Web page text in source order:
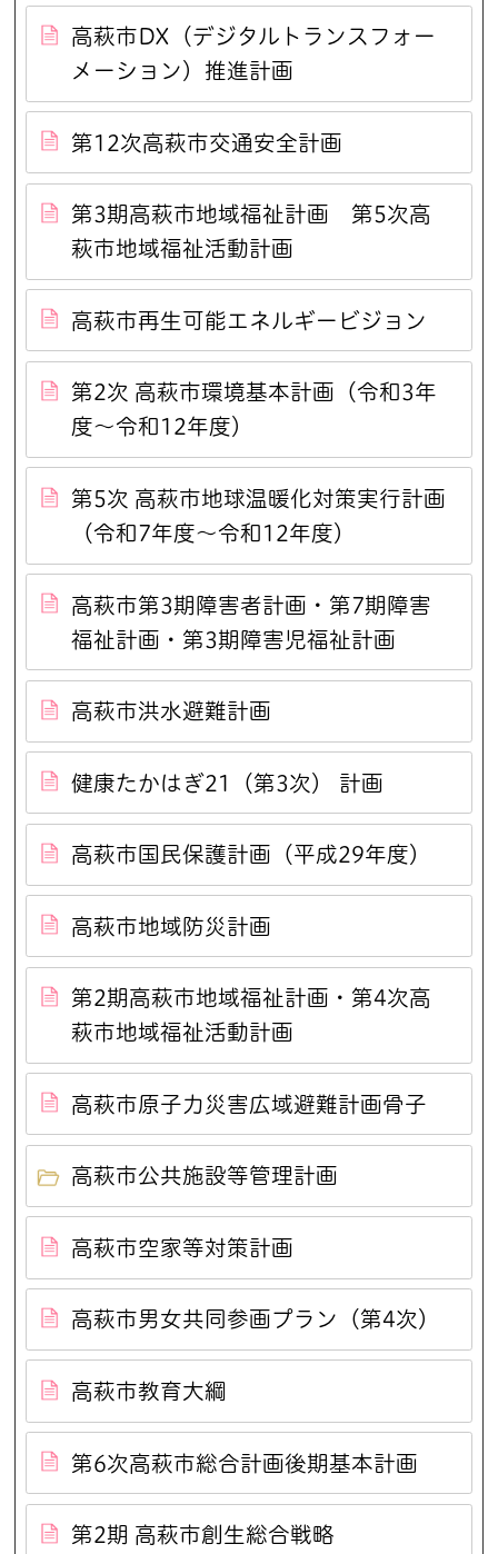
高萩市DX（デジタルトランスフォー
メーション）推進計画
第12次高萩市交通安全計画
第3期高萩市地域福祉計画 第5次高
萩市地域福祉活動計画
高萩市再生可能エネルギービジョン
第2次 高萩市環境基本計画（令和3年
度～令和12年度）
第5次 高萩市地球温暖化対策実行計画
（令和7年度～令和12年度）
高萩市第3期障害者計画・第7期障害
福祉計画・第3期障害児福祉計画
高萩市洪水避難計画
健康たかはぎ21（第3次） 計画
高萩市国民保護計画（平成29年度）
高萩市地域防災計画
第2期高萩市地域福祉計画・第4次高
萩市地域福祉活動計画
高萩市原子力災害広域避難計画骨子
高萩市公共施設等管理計画
高萩市空家等対策計画
高萩市男女共同参画プラン（第4次）
高萩市教育大綱
第6次高萩市総合計画後期基本計画
第2期 高萩市創生総合戦略